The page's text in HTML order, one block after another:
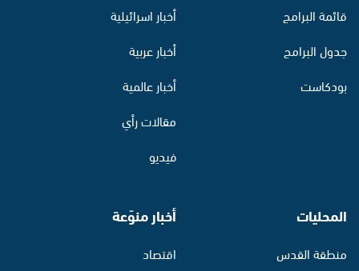
قائمة البرامج
جدول البرامج
بودكاست
أخبار اسرائيلية
أخبار عربية
أخبار عالمية
مقالات رأي
فيديو
المحليات
منطقة القدس
أخبار منوّعة
اقتصاد